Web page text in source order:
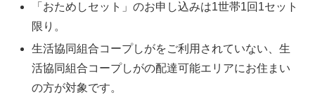
「おためしセット」のお申し込みは1世帯1回1セット
限り。​
生活協同組合コープしがをご利用されていない、生
活協同組合コープしがの配達可能エリアにお住まい
の方が対象です。​